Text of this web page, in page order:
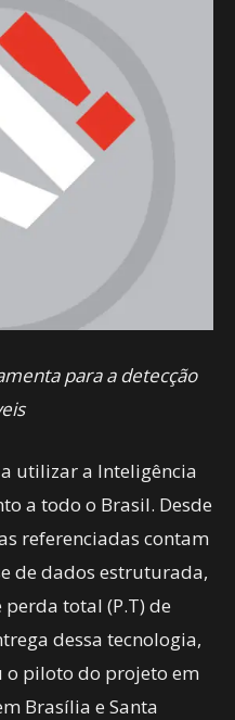
para a detecção
utilizar a Inteligência
a todo o Brasil. Desde
referenciadas contam
de dados estruturada,
total (P.T) de
dessa tecnologia,
o piloto do projeto em
Brasília e Santa